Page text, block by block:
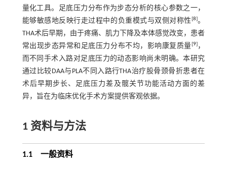
量化工具。足底压力分布作为步态分析的核心参数之一，
能够敏感地反映行走过程中的负重模式与双侧对称性 [8]。
THA术后早期，由于疼痛、肌力下降及本体感觉改变，患者
常出现步态异常和足底压力分布不均，影响康复质量[9]，
而不同手术入路对足底压力的动态影响尚未明确。本研究
通过比较DAA与PLA不同入路行THA治疗股骨颈骨折患者在
术后早期步长、足底压力差及髋关节功能活动方面的差
异，旨在为临床优化手术方案提供客观依据。
1 资料与方法
1.1 一般资料